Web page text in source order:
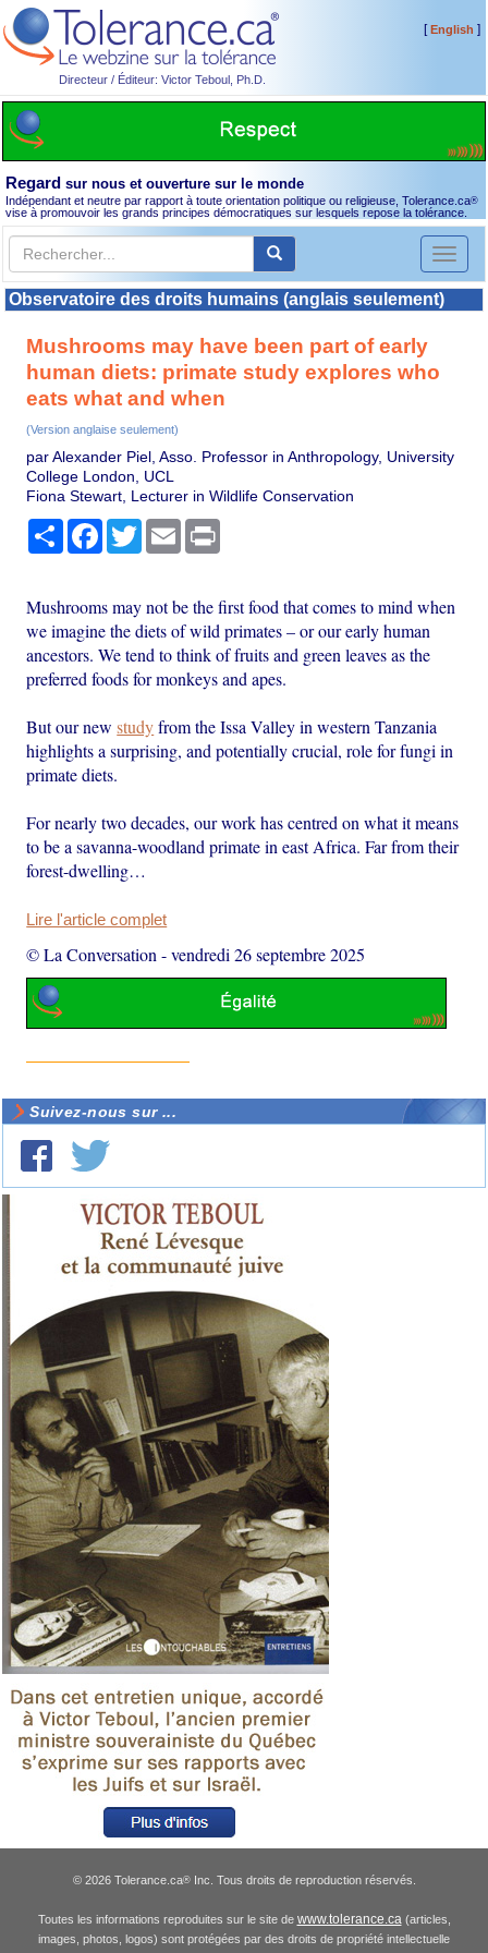
Directeur / Éditeur: Victor Teboul, Ph.D.
[English ]
Regard sur nous et ouverture sur le monde
Indépendant et neutre par rapport à toute orientation politique ou religieuse, Tolerance.ca®
vise à promouvoir les grands principes démocratiques sur lesquels repose la tolérance.
Toggle
Observatoire des droits humains (anglais seulement)
Mushrooms may have been part of early
human diets: primate study explores who
eats what and when
(Version anglaise seulement)
par Alexander Piel, Asso. Professor in Anthropology, University
College London, UCL
Fiona Stewart, Lecturer in Wildlife Conservation
PartagerFacebook
TwitterEmail
Mushrooms may not be the first food that comes to mind when
we imagine the diets of wild primates – or our early human
ancestors. We tend to think of fruits and green leaves as the
preferred foods for monkeys and apes.
But our newstudyfrom the Issa Valley in western Tanzania
highlights a surprising, and potentially crucial, role for fungi in
primate diets.
For nearly two decades, our work has centred on what it means
to be a savanna-woodland primate in east Africa. Far from their
forest-dwelling…
Lire l'article complet
© La Conversation -vendredi 26 septembre 2025
Suivez-nous sur ...
© 2026 Tolerance.ca®Inc. Tous droits de reproduction réservés.
Toutes les informations reproduites sur le site de www.tolerance.ca(articles,
images, photos, logos) sont protégées par des droits de propriété intellectuelle